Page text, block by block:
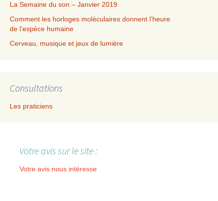
La Semaine du son – Janvier 2019
Comment les horloges moléculaires donnent l’heure
de l’espèce humaine
Cerveau, musique et jeux de lumière
Consultations
Les praticiens
Votre avis sur le site :
Votre avis nous intéresse